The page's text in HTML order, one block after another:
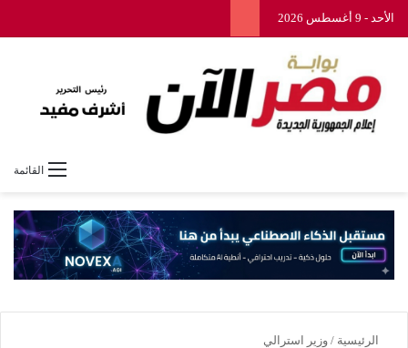
الأحد - 9 أغسطس 2026
القائمة
الرئيسية / وزير استرالي